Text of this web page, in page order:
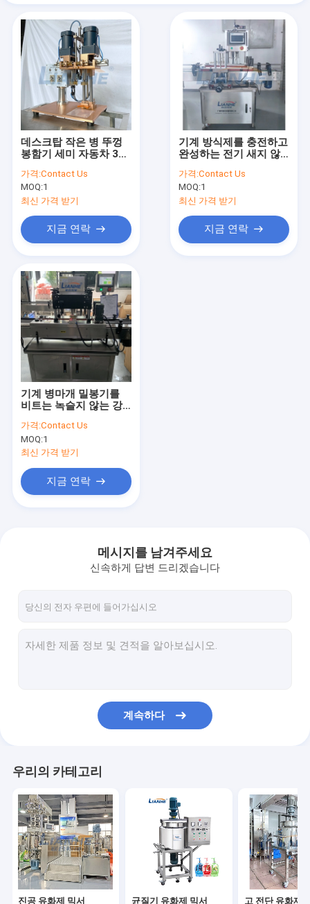
우리에 대하여
공장 여행
인용문을 요구하세요
진공 유화제 믹서
균질기 유화제 믹서
고 전단 유화제 믹서
데스크탑 작은 병 뚜껑
봉함기 세미 자동차 30-
가격:Contact Us
MOQ:1
최신 가격 받기
지금 연락
기계 방식제를 충전하고
완성하는 전기 새지 않
가격:Contact Us
MOQ:1
최신 가격 받기
지금 연락
기계 병마개 밀봉기를
비트는 녹슬지 않는 강
가격:Contact Us
MOQ:1
최신 가격 받기
지금 연락
메시지를 남겨주세요
신속하게 답변 드리겠습니다
계속하다
우리의 카테고리
진공 유화제 믹서 균질기 유화제 믹서 고 전단 유화제